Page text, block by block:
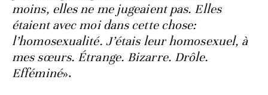
moins, elles ne me jugeaient pas. Elles
étaient avec moi dans cette chose:
l’homosexualité. J’étais leur homosexuel, à
mes sœurs. Étrange. Bizarre. Drôle.
Efféminé».